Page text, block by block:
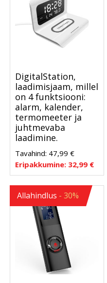
DigitalStation,
laadimisjaam, millel
on 4 funktsiooni:
alarm, kalender,
termomeeter ja
juhtmevaba
laadimine.
Tavahind: 47,99 €
Eripakkumine: 32,99 €
Allahindlus - 30%